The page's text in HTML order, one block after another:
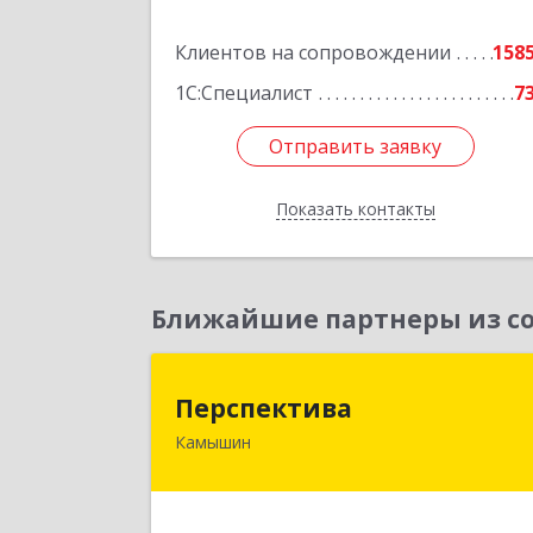
Клиентов на сопровождении
1С:Специалист
Отправить заявку
Показать контакты
Отправить заявку
Назад
Ближайшие партнеры из
Перспектива
Камышин
403850, Волгоградская обл, Камышин